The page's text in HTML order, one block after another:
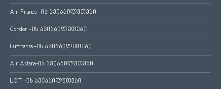
Air France -ის ავიაბილეთები
Condor -ის ავიაბილეთები
Lufthansa -ის ავიაბილეთები
Air Astana-ის ავიაბილეთები
LOT -ის ავიაბილეთები